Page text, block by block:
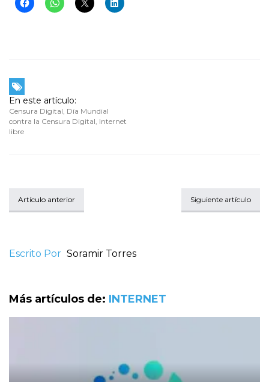
En este artículo:
Censura Digital, Día Mundial
contra la Censura Digital, Internet
libre
Artículo anterior Siguiente artículo
Escrito Por Soramir Torres
Más artículos de: INTERNET